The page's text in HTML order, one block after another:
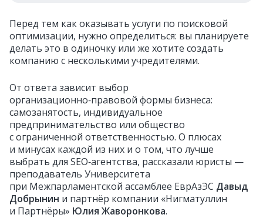
Перед тем как оказывать услуги по поисковой
оптимизации, нужно определиться: вы планируете
делать это в одиночку или же хотите создать
компанию с несколькими учредителями.
От ответа зависит выбор
организационно‑правовой формы бизнеса:
самозанятость, индивидуальное
предпринимательство или общество
с ограниченной ответственностью. О плюсах
и минусах каждой из них и о том, что лучше
выбрать для SEO‑агентства, рассказали юристы —
преподаватель Университета
при Межпарламентской ассамблее ЕврАзЭС Давыд
Добрынин и партнёр компании «Нигматуллин
и Партнёры» Юлия Жаворонкова.